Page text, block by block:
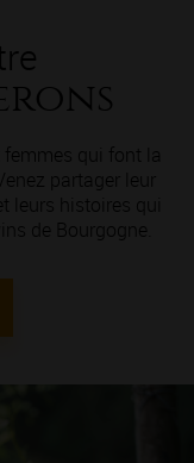
qui font la
partager leur
leurs histoires qui
de Bourgogne.